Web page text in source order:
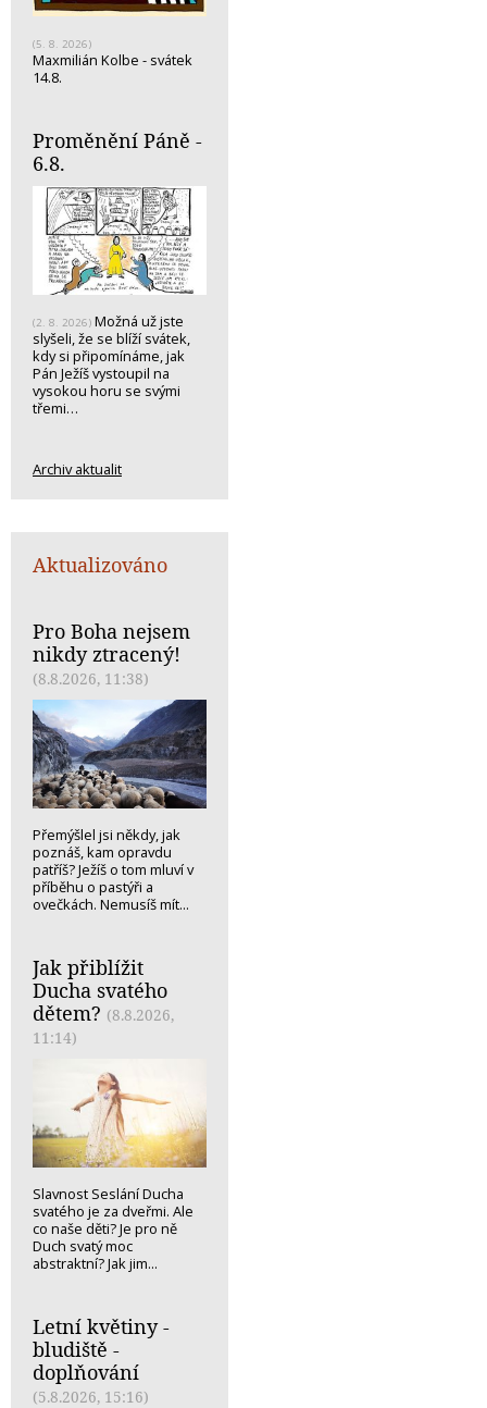
(5. 8. 2026)
Maxmilián Kolbe - svátek
14.8.
Proměnění Páně -
6.8.
(2. 8. 2026) Možná už jste
slyšeli, že se blíží svátek,
kdy si připomínáme, jak
Pán Ježíš vystoupil na
vysokou horu se svými
třemi…
Archiv aktualit
Aktualizováno
Pro Boha nejsem
nikdy ztracený!
(8.8.2026, 11:38)
Přemýšlel jsi někdy, jak
poznáš, kam opravdu
patříš? Ježíš o tom mluví v
příběhu o pastýři a
ovečkách. Nemusíš mít...
Jak přiblížit
Ducha svatého
dětem? (8.8.2026,
11:14)
Slavnost Seslání Ducha
svatého je za dveřmi. Ale
co naše děti? Je pro ně
Duch svatý moc
abstraktní? Jak jim...
Letní květiny -
bludiště -
doplňování
(5.8.2026, 15:16)